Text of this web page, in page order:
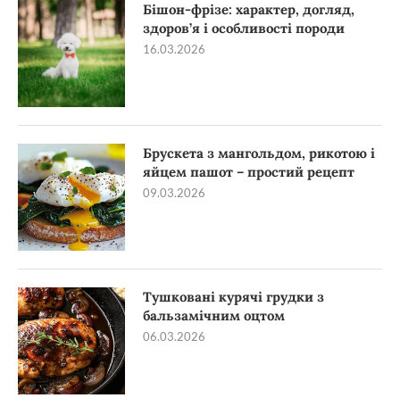
Бішон-фрізе: характер, догляд,
здоров’я і особливості породи
16.03.2026
Брускета з мангольдом, рикотою і
яйцем пашот – простий рецепт
09.03.2026
Тушковані курячі грудки з
бальзамічним оцтом
06.03.2026